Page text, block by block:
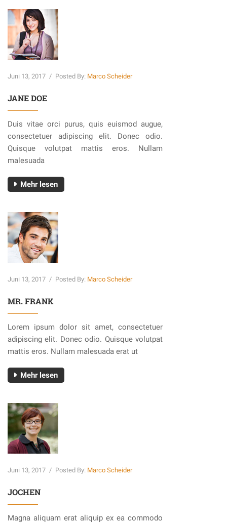
Juni 13, 2017 / Posted By: Marco Scheider
JANE DOE
Duis vitae orci purus, quis euismod augue,
consectetuer adipiscing elit. Donec odio.
Quisque volutpat mattis eros. Nullam
malesuada
Mehr lesen
Juni 13, 2017 / Posted By: Marco Scheider
MR. FRANK
Lorem ipsum dolor sit amet, consectetuer
adipiscing elit. Donec odio. Quisque volutpat
mattis eros. Nullam malesuada erat ut
Mehr lesen
Juni 13, 2017 / Posted By: Marco Scheider
JOCHEN
Magna aliquam erat aliquip ex ea commodo